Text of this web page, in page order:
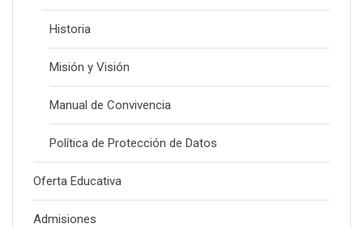
Historia
Misión y Visión
Manual de Convivencia
Política de Protección de Datos
Oferta Educativa
Admisiones